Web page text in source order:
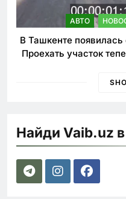
АВТО
В Ташкенте
Проехать участок
Найди Vaib.uz